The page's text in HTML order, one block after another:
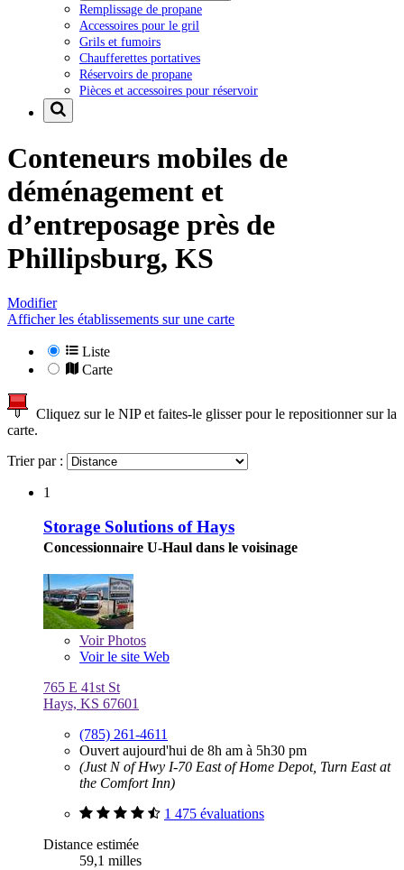
Remplissage de propane
Accessoires pour le gril
Grils et fumoirs
Chaufferettes portatives
Réservoirs de propane
Pièces et accessoires pour réservoir
Conteneurs mobiles de
déménagement et
d’entreposage près de
Phillipsburg, KS
Modifier
Afficher les établissements sur une carte
Liste
Carte
Cliquez sur le NIP et faites-le glisser pour le repositionner sur la
carte.
Trier par :
1
Storage Solutions of Hays
Concessionnaire U-Haul dans le voisinage
VoirPhotos
Voir le site Web
765 E 41st St
Hays, KS 67601
(785) 261-4611
Ouvert aujourd'hui de 8h am à 5h30 pm
(Just N of Hwy I-70 East of Home Depot, Turn East at
the Comfort Inn)
1 475 évaluations
Distance estimée
59,1 milles